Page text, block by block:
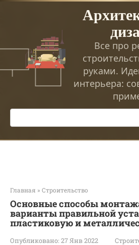
Перейти
Все про
руками.
интерьера:
Поиск:
Главная » Строительство
Основные способы
варианты правильной
пластиковую и
Опубликовано: 27 Янв 2022